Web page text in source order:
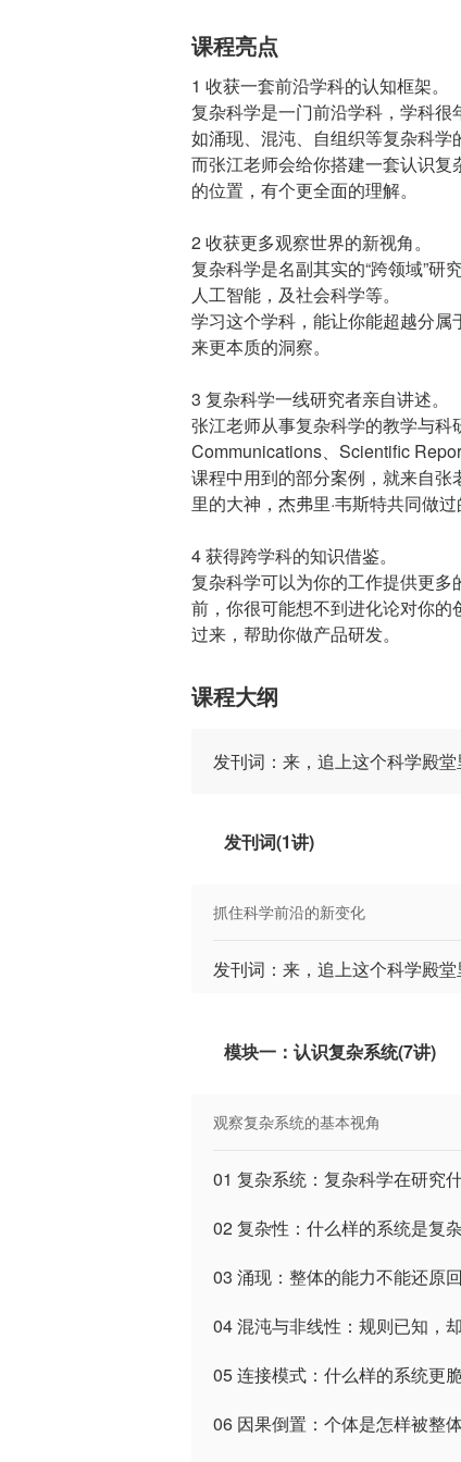
课程亮点
1 收获一套前沿学科的认知框架。
复杂科学是一门前沿学科，学科
如涌现、混沌、自组织等复杂科学
而张江老师会给你搭建一套认识
的位置，有个更全面的理解。
2 收获更多观察世界的新视角。
复杂科学是名副其实的“跨领域”研
人工智能，及社会科学等。
学习这个学科，能让你能超越分
来更本质的洞察。
3 复杂科学一线研究者亲自讲述。
张江老师从事复杂科学的教学与
Communications、Scientific
课程中用到的部分案例，就来自
里的大神，杰弗里·韦斯特共同做过
4 获得跨学科的知识借鉴。
复杂科学可以为你的工作提供更
前，你很可能想不到进化论对你
过来，帮助你做产品研发。
课程大纲
发刊词：来，追上这个科学殿
发刊词(1讲)
抓住科学前沿的新变化
发刊词：来，追上这个科学殿
模块一：认识复杂系统(7讲)
观察复杂系统的基本视角
01 复杂系统：复杂科学在研究
02 复杂性：什么样的系统是复
03 涌现：整体的能力不能还原
04 混沌与非线性：规则已知，
05 连接模式：什么样的系统更
06 因果倒置：个体是怎样被整